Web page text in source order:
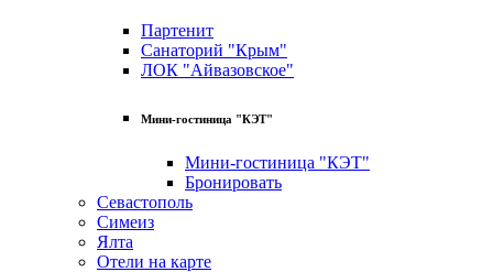
Партенит
Санаторий "Крым"
ЛОК "Айвазовское"
Мини-гостиница "КЭТ"
Мини-гостиница "КЭТ"
Бронировать
Севастополь
Симеиз
Ялта
Отели на карте